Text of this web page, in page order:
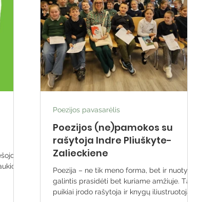
archyvai Žymios datos Mobilioji biblioteka
Poezijos (ne)pamokos su
rašytoja Indre Pliuškyte-
Zalieckiene
Poezija – ne tik meno forma, bet ir nuotykis,
galintis prasidėti bet kuriame amžiuje. Tą
puikiai įrodo rašytoja ir knygų iliustruotoja...
Poezijos pavasarėlis